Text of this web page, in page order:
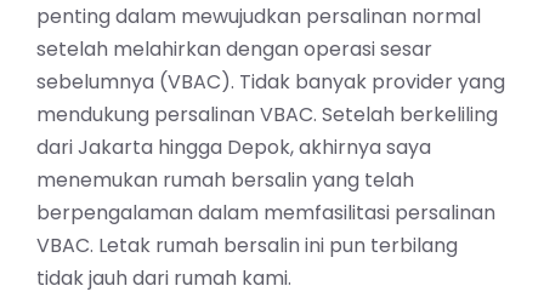
penting dalam mewujudkan persalinan normal
setelah melahirkan dengan operasi sesar
sebelumnya (VBAC). Tidak banyak provider yang
mendukung persalinan VBAC. Setelah berkeliling
dari Jakarta hingga Depok, akhirnya saya
menemukan rumah bersalin yang telah
berpengalaman dalam memfasilitasi persalinan
VBAC. Letak rumah bersalin ini pun terbilang
tidak jauh dari rumah kami.